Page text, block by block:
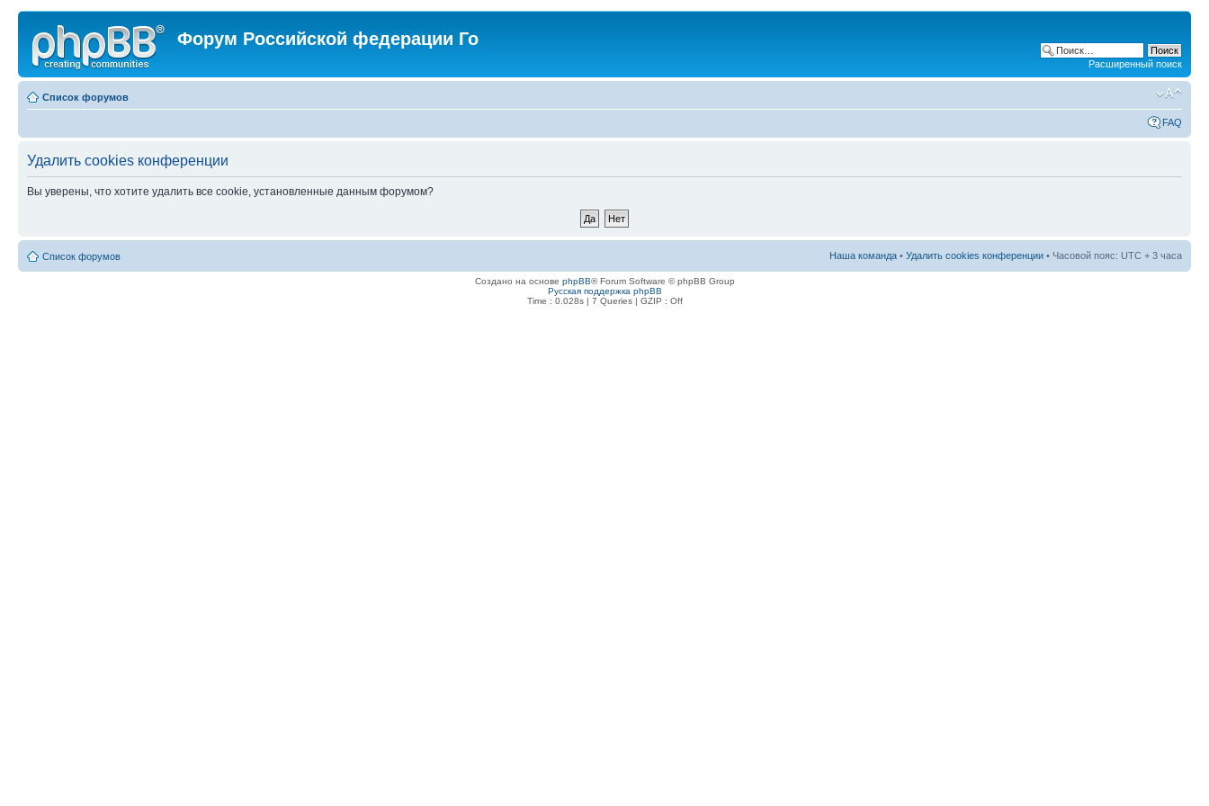
Форум Российской федерации Го
Расширенный поиск
Список форумов
FAQ
Удалить cookies конференции
Вы уверены, что хотите удалить все cookie, установленные данным форумом?
Список форумов Наша команда • Удалить cookies конференции • Часовой пояс: UTC + 3 часа
Создано на основе phpBB® Forum Software © phpBB Group
Русская поддержка phpBB
Time : 0.028s | 7 Queries | GZIP : Off